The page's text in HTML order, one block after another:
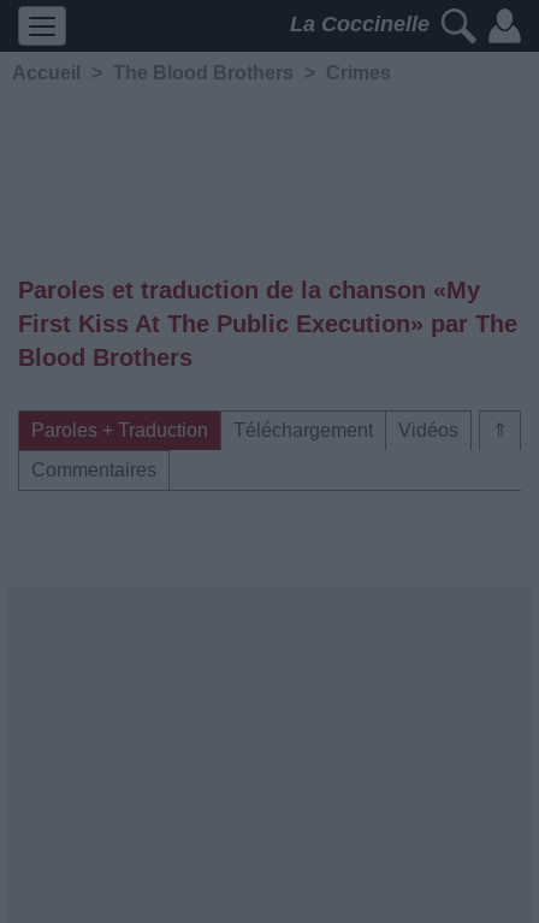
La Coccinelle
Accueil > The Blood Brothers > Crimes
Paroles et traduction de la chanson «My
First Kiss At The Public Execution» par The
Blood Brothers
⇑
Paroles + Traduction Téléchargement
Vidéos
Commentaires